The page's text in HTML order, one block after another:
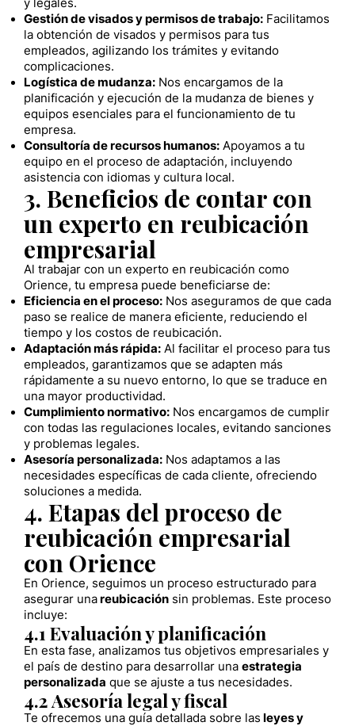
y legales.
Gestión de visados y permisos de trabajo: Facilitamos
la obtención de visados y permisos para tus
empleados, agilizando los trámites y evitando
complicaciones.
Logística de mudanza: Nos encargamos de la
planificación y ejecución de la mudanza de bienes y
equipos esenciales para el funcionamiento de tu
empresa.
Consultoría de recursos humanos: Apoyamos a tu
equipo en el proceso de adaptación, incluyendo
asistencia con idiomas y cultura local.
3. Beneficios de contar con
un experto en reubicación
empresarial
Al trabajar con un experto en reubicación como
Orience, tu empresa puede beneficiarse de:
Eficiencia en el proceso: Nos aseguramos de que cada
paso se realice de manera eficiente, reduciendo el
tiempo y los costos de reubicación.
Adaptación más rápida: Al facilitar el proceso para tus
empleados, garantizamos que se adapten más
rápidamente a su nuevo entorno, lo que se traduce en
una mayor productividad.
Cumplimiento normativo: Nos encargamos de cumplir
con todas las regulaciones locales, evitando sanciones
y problemas legales.
Asesoría personalizada: Nos adaptamos a las
necesidades específicas de cada cliente, ofreciendo
soluciones a medida.
4. Etapas del proceso de
reubicación empresarial
con Orience
En Orience, seguimos un proceso estructurado para
asegurar unareubicación sin problemas. Este proceso
incluye:
4.1 Evaluación y planificación
En esta fase, analizamos tus objetivos empresariales y
el país de destino para desarrollar una estrategia
personalizada que se ajuste a tus necesidades.
4.2 Asesoría legal y fiscal
Te ofrecemos una guía detallada sobre las leyes y